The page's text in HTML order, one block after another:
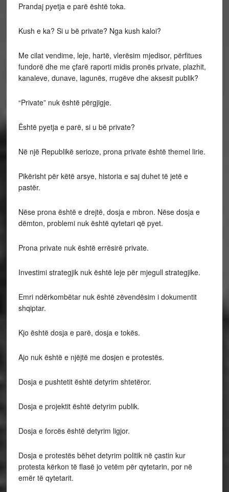
Prandaj pyetja e parë është toka.
Kush e ka? Si u bë private? Nga kush kaloi?
Me cilat vendime, leje, hartë, vlerësim mjedisor, përfitues
fundorë dhe me çfarë raporti midis pronës private, plazhit,
kanaleve, dunave, lagunës, rrugëve dhe aksesit publik?
“Private” nuk është përgjigje.
Është pyetja e parë, si u bë private?
Në një Republikë serioze, prona private është themel lirie.
Pikërisht për këtë arsye, historia e saj duhet të jetë e
pastër.
Nëse prona është e drejtë, dosja e mbron. Nëse dosja e
dëmton, problemi nuk është qytetari që pyet.
Prona private nuk është errësirë private.
Investimi strategjik nuk është leje për mjegull strategjike.
Emri ndërkombëtar nuk është zëvendësim i dokumentit
shqiptar.
Kjo është dosja e parë, dosja e tokës.
Ajo nuk është e njëjtë me dosjen e protestës.
Dosja e pushtetit është detyrim shtetëror.
Dosja e projektit është detyrim publik.
Dosja e forcës është detyrim ligjor.
Dosja e protestës bëhet detyrim politik në çastin kur
protesta kërkon të flasë jo vetëm për qytetarin, por në
emër të qytetarit.